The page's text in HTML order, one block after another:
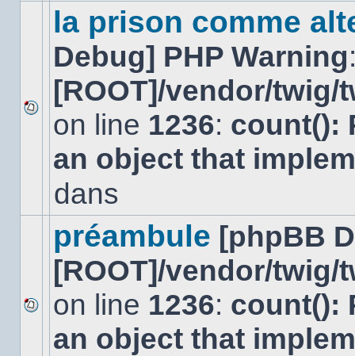
sujet.
Aucun
nouveau
message
non-
dans
la prison comme
Debug] PHP Warning
[ROOT]/vendor/
on line 1236: count():
an object that
dans
Aucun
nouveau
message
préambule [phpBB
[ROOT]/vendor/
on line 1236: count():
an object that